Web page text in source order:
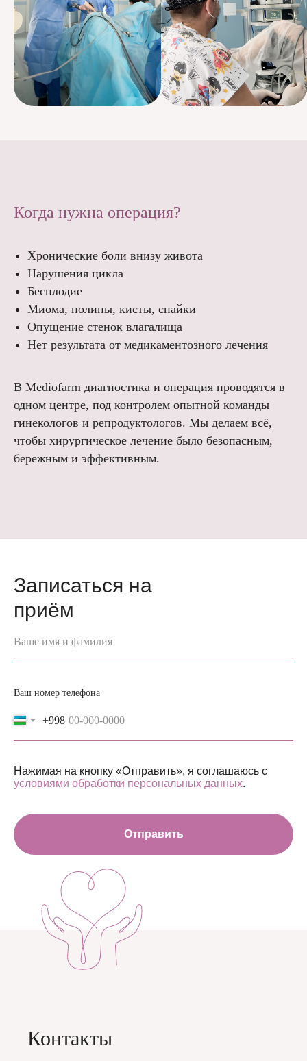
Когда нужна операция?
Хронические боли внизу живота
Нарушения цикла
Бесплодие
Миома, полипы, кисты, спайки
Опущение стенок влагалища
Нет результата от медикаментозного лечения
В Mediofarm диагностика и операция проводятся в
одном центре, под контролем опытной команды
гинекологов и репродуктологов. Мы делаем всё,
чтобы хирургическое лечение было безопасным,
бережным и эффективным.
Записаться на
приём
Ваше имя и фамилия
Ваш номер телефона
+998
Нажимая на кнопку «Отправить», я соглашаюсь с
условиями обработки персональных данных.
Отправить
Контакты